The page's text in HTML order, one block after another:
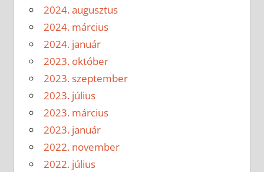
2024. augusztus
2024. március
2024. január
2023. október
2023. szeptember
2023. július
2023. március
2023. január
2022. november
2022. július